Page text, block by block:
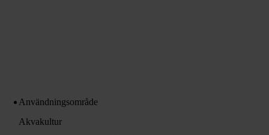
Användningsområde
Akvakultur